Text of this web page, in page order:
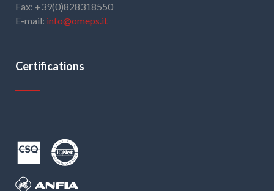
Fax: +39(0)828318550
E-mail: info@omeps.it
Certifications